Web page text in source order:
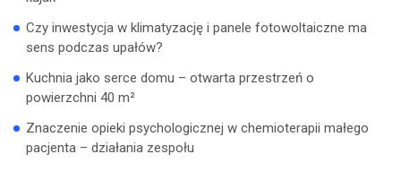
Czy inwestycja w klimatyzację i panele fotowoltaiczne ma
sens podczas upałów?
Kuchnia jako serce domu – otwarta przestrzeń o
powierzchni 40 m²
Znaczenie opieki psychologicznej w chemioterapii małego
pacjenta – działania zespołu